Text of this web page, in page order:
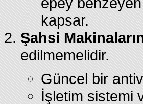
kapsar.
Şahsi
edilmemelidir.
Güncel bir
İşletim sistemi